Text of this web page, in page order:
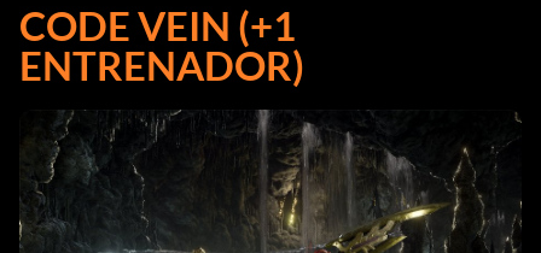
CODE VEIN (+1
ENTRENADOR)